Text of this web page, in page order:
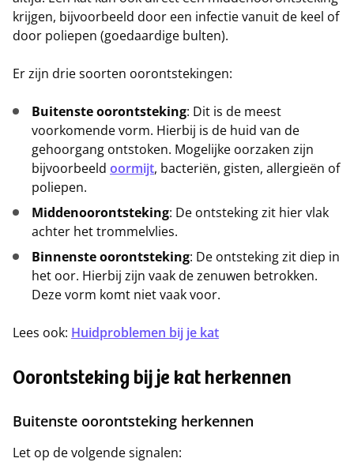
krijgen, bijvoorbeeld door een infectie vanuit de keel of
door poliepen (goedaardige bulten).
Er zijn drie soorten oorontstekingen:
Buitenste oorontsteking: Dit is de meest
voorkomende vorm. Hierbij is de huid van de
gehoorgang ontstoken. Mogelijke oorzaken zijn
bijvoorbeeld oormijt, bacteriën, gisten, allergieën of
poliepen.
Middenoorontsteking: De ontsteking zit hier vlak
achter het trommelvlies.
Binnenste oorontsteking: De ontsteking zit diep in
het oor. Hierbij zijn vaak de zenuwen betrokken.
Deze vorm komt niet vaak voor.
Lees ook: Huidproblemen bij je kat
Oorontsteking bij je kat herkennen
Buitenste oorontsteking herkennen
Let op de volgende signalen: